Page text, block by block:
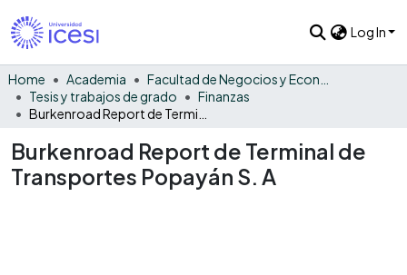
Log In
Home Academia
Tesis y trabajos de grado
Finanzas
Burkenroad Report de Terminal de
Transportes Popayán S. A